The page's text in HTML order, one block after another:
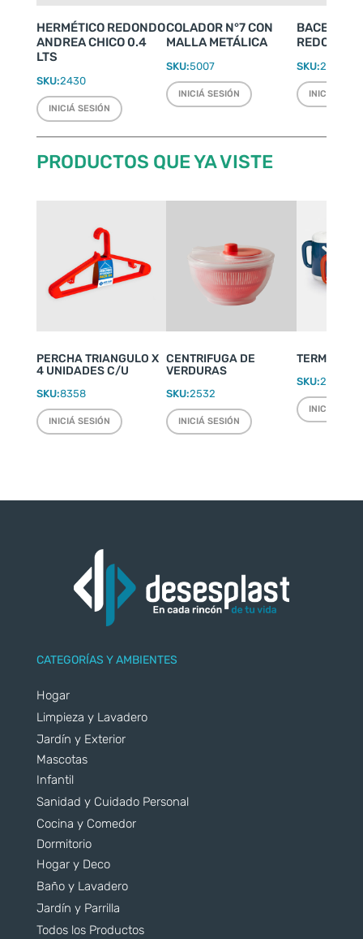
HERMÉTICO REDONDO
ANDREA CHICO 0.4
LTS
SKU:2430
INICIÁ SESIÓN
COLADOR N°7 CON
MALLA METÁLICA
SKU:5007
INICIÁ SESIÓN
REDONDA
SKU:2247
INICIÁ
PRODUCTOS QUE YA VISTE
PERCHA TRIANGULO X
4 UNIDADES C/U
SKU:8358
INICIÁ SESIÓN
CENTRIFUGA DE
VERDURAS
SKU:2532
INICIÁ SESIÓN
TERMO
SKU:2220
INICIÁ
CATEGORÍAS Y AMBIENTES
Hogar
Limpieza y Lavadero
Jardín y Exterior
Mascotas
Infantil
Sanidad y Cuidado Personal
Cocina y Comedor
Dormitorio
Hogar y Deco
Baño y Lavadero
Jardín y Parrilla
Todos los Productos